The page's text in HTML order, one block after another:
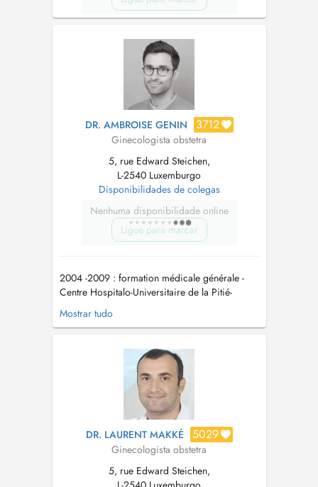
DR. AMBROISE GENIN 3712
Ginecologista obstetra
5, rue Edward Steichen,
L-2540 Luxemburgo
Disponibilidades de colegas
Nenhuma disponibilidade online
Ligue para marcar
2004 -2009 : formation médicale générale -
Centre Hospitalo-Universitaire de la Pitié-
Salpêtrière (Paris - France) 2009-2015 : internat
de gynécologie obstétrique - Centre Hospitalo-
l'Institut de Cancérologie de l'Ouest (Angers -
France) - Apprentiss...
Mostrar tudo
DR. LAURENT MAKKÉ 5029
Ginecologista obstetra
5, rue Edward Steichen,